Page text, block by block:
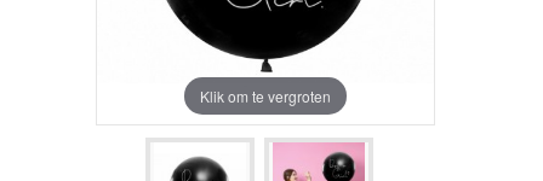
Klik om te vergroten